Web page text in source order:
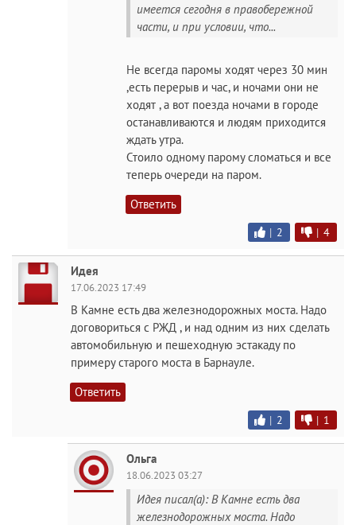
имеется сегодня в правобережной
части, и при условии, что...
Не всегда паромы ходят через 30 мин
,есть перерыв и час, и ночами они не
ходят , а вот поезда ночами в городе
останавливаются и людям приходится
ждать утра.
Стоило одному парому сломаться и все
теперь очереди на паром.
Ответить
| 2 | 4
Идея
17.06.2023 17:49
В Камне есть два железнодорожных моста. Надо
договориться с РЖД , и над одним из них сделать
автомобильную и пешеходную эстакаду по
примеру старого моста в Барнауле.
Ответить
| 2 | 1
Ольга
18.06.2023 03:27
Идея писал(а): В Камне есть два
железнодорожных моста. Надо